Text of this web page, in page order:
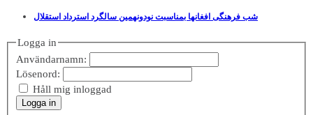
شب فرهنگی افغانها بمناسبت نودونهمین سالگرد استرداد استقلال
Logga in
Användarnamn:
Lösenord:
Håll mig inloggad
Logga in